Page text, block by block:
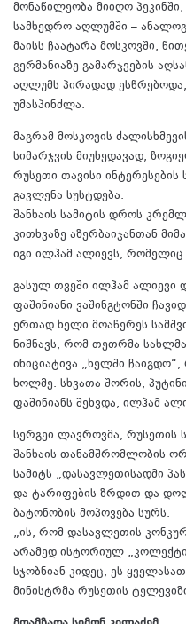
მონაწილეობა მიიღო
სამხედრო აღლუმში –
მაისს ჩაატარა მოსკოვში,
გერმანიაზე გამარჯვების
აღლუმს პირადად
უმასპინძლა.
მაგრამ მოსკოვის
სიმარჯვის მიუხედავად,
რუსეთი თავისი
გავლენა სუსტდება.
შანხაის სამიტის დროს
კითხვაზე აზერბაიჯანთან
იგი ილჰამ ალიევს, რომელიც
გასულ თვეში ილჰამ ალიევი
ფაშინიანი ვაშინგტონში
ერთად ხელი მოაწერეს
ნიშნავს, რომ თეთრმა
ინიციატივა „ხელში
ხოლმე. სხვათა შორის,
ფაშინიანს შეხვდა, ილჰამ
სერგეი ლავროვმა, რუსეთის
შანხაის თანამშრომლობის
სამიტს „დასავლეთისადმი
და ტარიფების ზრდით და
ბატონობის მოპოვება სურს.
„ის, რომ დასავლეთის
არამედ ისტორიულ
სჯობნიან კიდეც, ეს
მინისტრმა რუსეთის